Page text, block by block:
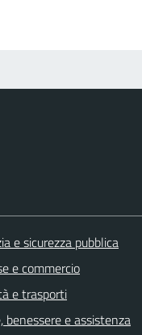
e sicurezza pubblica
e commercio
e trasporti
benessere e assistenza